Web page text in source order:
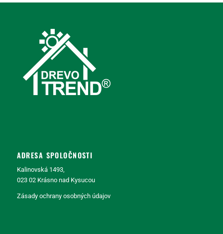
ADRESA SPOLOČNOSTI
Kalinovská 1493,
023 02 Krásno nad Kysucou
Zásady ochrany osobných údajov